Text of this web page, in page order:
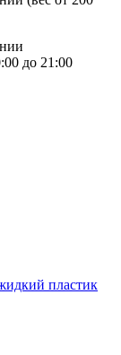
до 21:00
пластик